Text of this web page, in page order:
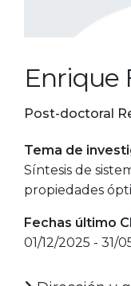
Enrique
Post-doctoral
Tema de
Síntesis de
propiedades
Fechas último
01/12/2025 - 31/